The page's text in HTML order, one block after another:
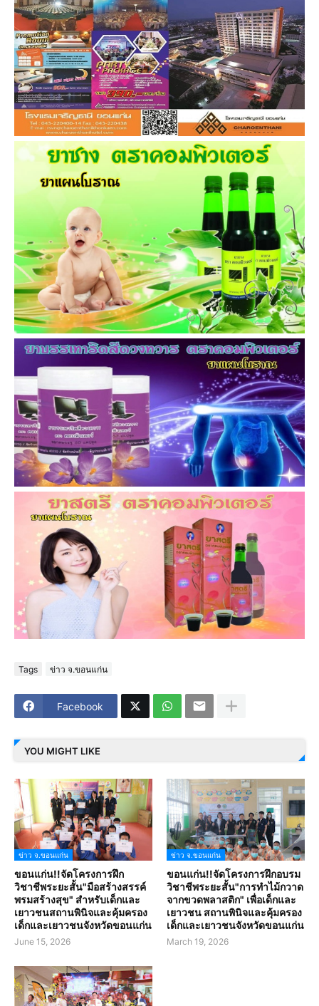
Tags ข่าว จ.ขอนแก่น
Facebook
YOU MIGHT LIKE
ข่าว จ.ขอนแก่น
ขอนแก่น!!จัดโครงการฝึก
วิชาชีพระยะสั้น"มือสร้างสรรค์
พรมสร้างสุข" สำหรับเด็กและ
เยาวชนสถานพินิจและคุ้มครอง
เด็กและเยาวชนจังหวัดขอนแก่น
June 15, 2026
ข่าว จ.ขอนแก่น
ขอนแก่น!!จัดโครงการฝึกอบรม
วิชาชีพระยะสั้น"การทำไม้กวาด
จากขวดพลาสติก" เพื่อเด็กและ
เยาวชน สถานพินิจและคุ้มครอง
เด็กและเยาวชนจังหวัดขอนแก่น
March 19, 2026